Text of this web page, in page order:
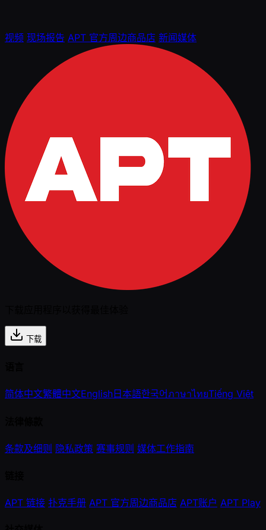
视频 现场报告 APT 官方周边商品店 新闻媒体
下载
简体中文繁體中文English日本語한국어ภาษาไทยTiếng Việt
条款及细则 隐私政策 赛事规则 媒体工作指南
APT 链接 扑克手册 APT 官方周边商品店 APT账户 APT Play